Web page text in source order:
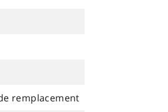
remplacement